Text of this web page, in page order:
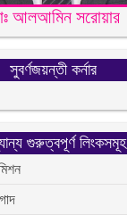
আলআমিন সরোয়ার
সুবর্ণজয়ন্তী কর্নার
গুরুত্বপূর্ণ লিংকসমূহ